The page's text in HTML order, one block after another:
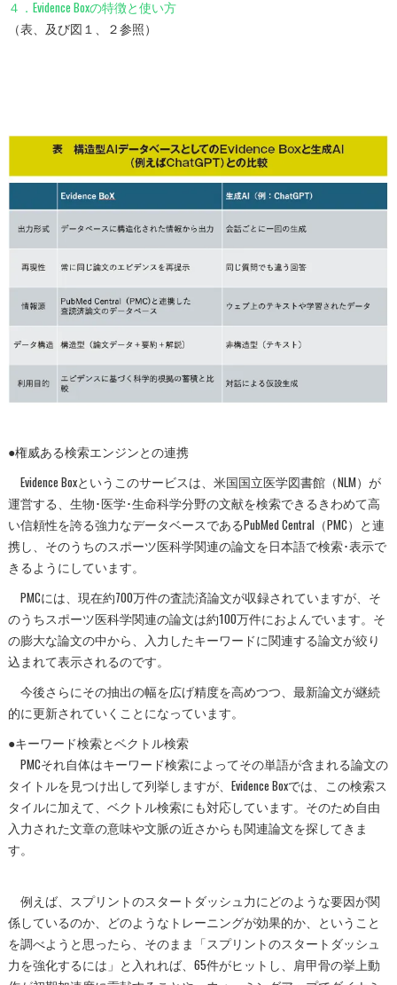
４．Evidence Boxの特徴と使い方
（表、及び図１、２参照）
●権威ある検索エンジンとの連携
Evidence Boxというこのサービスは、米国国立医学図書館（NLM）が
運営する、生物･医学･生命科学分野の文献を検索できるきわめて高
い信頼性を誇る強力なデータベースであるPubMed Central（PMC）と連
携し、そのうちのスポーツ医科学関連の論文を日本語で検索･表示で
きるようにしています。
PMCには、現在約700万件の査読済論文が収録されていますが、そ
のうちスポーツ医科学関連の論文は約100万件におよんでいます。そ
の膨大な論文の中から、入力したキーワードに関連する論文が絞り
込まれて表示されるのです。
今後さらにその抽出の幅を広げ精度を高めつつ、最新論文が継続
的に更新されていくことになっています。
●キーワード検索とベクトル検索
PMCそれ自体はキーワード検索によってその単語が含まれる論文の
タイトルを見つけ出して列挙しますが、Evidence Boxでは、この検索ス
タイルに加えて、ベクトル検索にも対応しています。そのため自由
入力された文章の意味や文脈の近さからも関連論文を探してきま
す。
例えば、スプリントのスタートダッシュ力にどのような要因が関
係しているのか、どのようなトレーニングが効果的か、ということ
を調べようと思ったら、そのまま「スプリントのスタートダッシュ
力を強化するには」と入れれば、65件がヒットし、肩甲骨の挙上動